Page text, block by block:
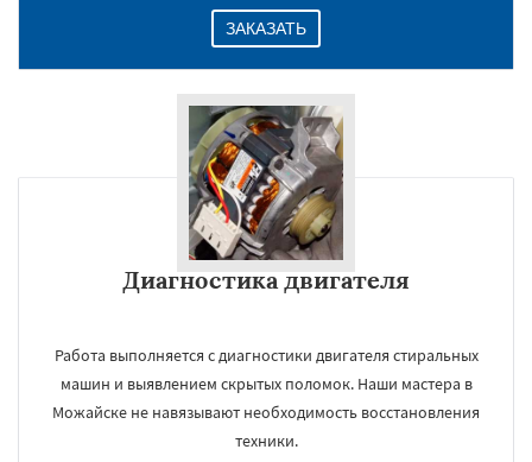
ЗАКАЗАТЬ
Диагностика двигателя
Работа выполняется с диагностики двигателя стиральных
машин и выявлением скрытых поломок. Наши мастера в
Можайске не навязывают необходимость восстановления
техники.